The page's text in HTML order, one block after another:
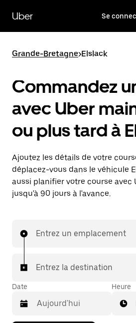
contenu
principal
Uber Se
Grande-Bretagne>Elslack
Commandez
avec Uber
ou plus tard à
Ajoutez les détails de votre
déplacez-vous dans le véhicule
aussi planifier votre course avec
jusqu'à 90 jours à l'avance.
Entrez un emplacement
Entrez la destination
Date Heure